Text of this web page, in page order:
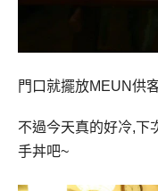
門口就擺放MEUN供
不過今天真的好冷,下
手丼吧~